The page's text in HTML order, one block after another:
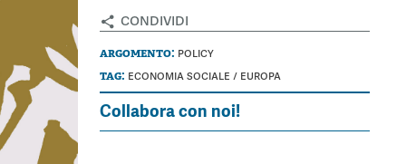
condividi
argomento: policy
tag: economia sociale / europa
Collabora con noi!